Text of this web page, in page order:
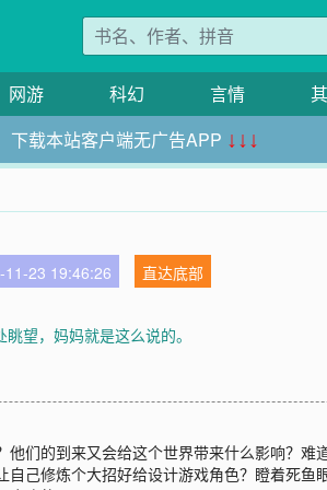
网游 科幻 言情
下载本站客户端无广告APP ↓↓↓
11-23 19:46:26
直达底部
望，妈妈就是这么说的。
们的到来又会给这个世界带来什么影响？
己修炼个大招好给设计游戏角色？瞪着死